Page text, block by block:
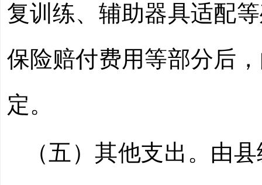
复训练、辅助器具适配
保险赔付费用等部分后
定。
（五）其他支出。由